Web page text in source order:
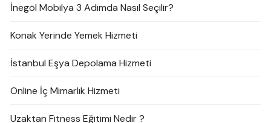
İnegöl Mobilya 3 Adımda Nasıl Seçilir?
Konak Yerinde Yemek Hizmeti
İstanbul Eşya Depolama Hizmeti
Online İç Mimarlık Hizmeti
Uzaktan Fitness Eğitimi Nedir ?